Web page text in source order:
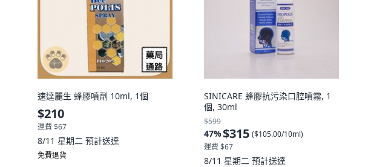
速達麗生 蜂膠噴劑 10ml, 1個
$210
運費 $67
8/11 星期二 預計送達
免費退貨
SINICARE 蜂膠抗污染口腔噴霧, 1
個, 30ml
$599
47%$315 ($105.00/10ml)
運費 $67
8/11 星期二 預計送達